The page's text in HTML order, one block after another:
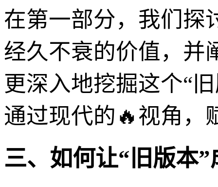
在第一部分，我们探
经久不衰的价值，并
更深入地挖掘这个“
通过现代的🔥视角，
三、如何让“旧版本